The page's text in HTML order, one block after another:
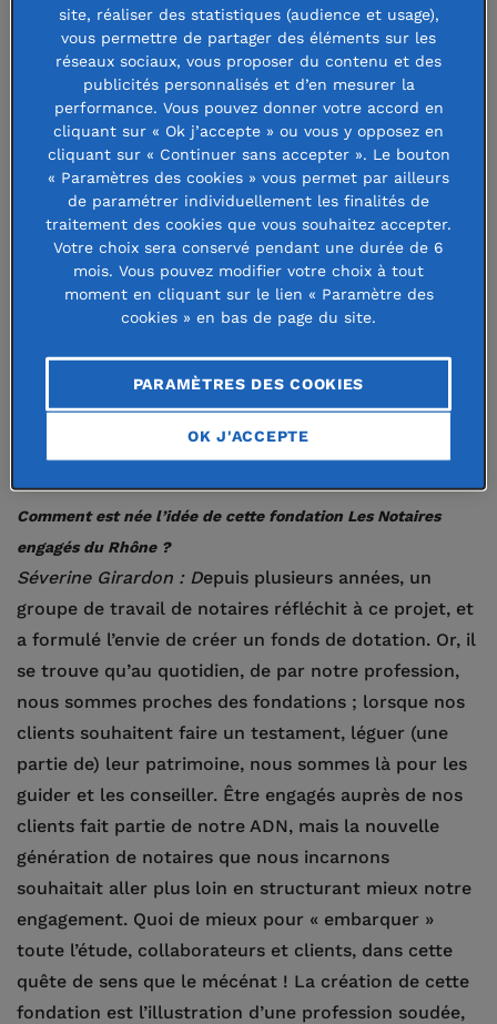
rhodanienne sera principalement
financé par les notaires du Rhône, à
raison d’un euro prélevé sur leurs
honoraires pour tout acte signé. Un
engagement de taille que nous
racontent Séverine Girardon, de la
Chambre des Notaires du Rhône,
Présidente de 2021 à 2023 et membre
du Comex de la Fondation des
Delphine Allarousse, déléguée
générale de la Fondation de France
Centre-Est.
Comment est née l’idée de cette fondation Les Notaires
engagés du Rhône ?
Séverine Girardon : Depuis plusieurs années, un
groupe de travail de notaires réfléchit à ce projet, et
a formulé l’envie de créer un fonds de dotation. Or, il
se trouve qu’au quotidien, de par notre profession,
nous sommes proches des fondations ; lorsque nos
clients souhaitent faire un testament, léguer (une
partie de) leur patrimoine, nous sommes là pour les
guider et les conseiller. Être engagés auprès de nos
clients fait partie de notre ADN, mais la nouvelle
génération de notaires que nous incarnons
souhaitait aller plus loin en structurant mieux notre
engagement. Quoi de mieux pour « embarquer »
toute l’étude, collaborateurs et clients, dans cette
quête de sens que le mécénat ! La création de cette
fondation est l’illustration d’une profession soudée,
site, réaliser des statistiques (audience et usage),
vous permettre de partager des éléments sur les
réseaux sociaux, vous proposer du contenu et des
publicités personnalisés et d’en mesurer la
performance. Vous pouvez donner votre accord en
cliquant sur « Ok j’accepte » ou vous y opposez en
cliquant sur « Continuer sans accepter ». Le bouton
« Paramètres des cookies » vous permet par ailleurs
de paramétrer individuellement les finalités de
traitement des cookies que vous souhaitez accepter.
Votre choix sera conservé pendant une durée de 6
mois. Vous pouvez modifier votre choix à tout
moment en cliquant sur le lien « Paramètre des
cookies » en bas de page du site.
PARAMÈTRES DES COOKIES
OK J'ACCEPTE